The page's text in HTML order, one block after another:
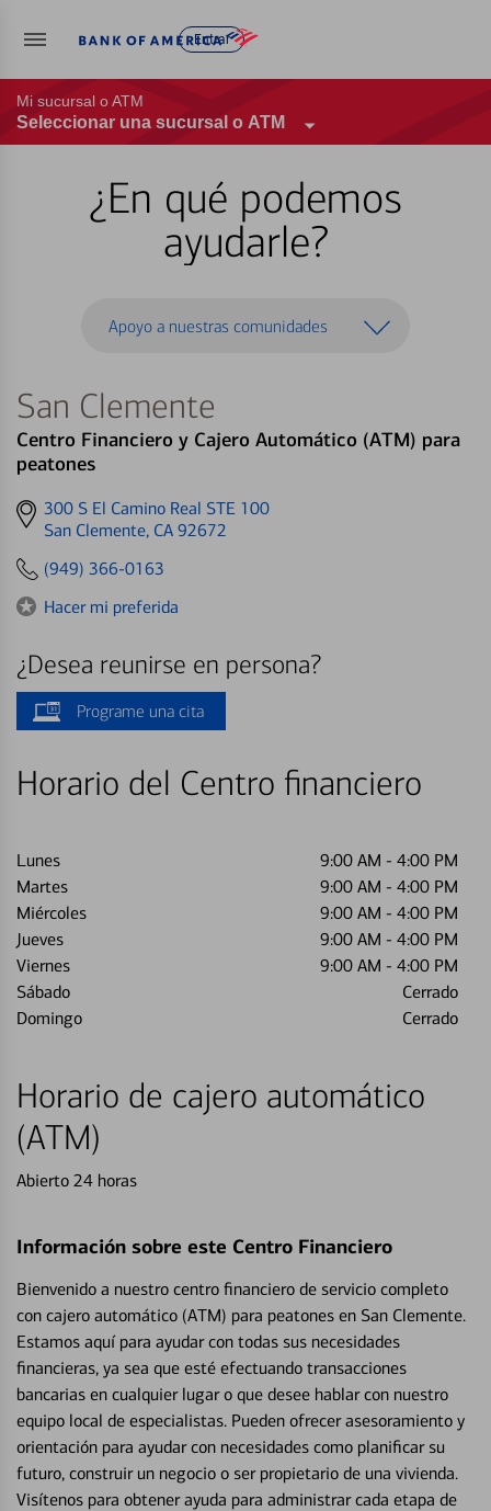
Entrar
Mi sucursal o ATM
Seleccionar una sucursal o ATM
¿En qué podemos
ayudarle?
Apoyo a nuestras comunidades
San Clemente
Centro Financiero y Cajero Automático (ATM) para
peatones
Get
directions
300 S El Camino Real STE 100
San Clemente, CA 92672
(949) 366-0163
Hacer mi preferida
¿Desea reunirse en persona?
Programe una cita
Horario del Centro financiero
Lunes 9:00 AM - 4:00 PM
Martes
9:00 AM - 4:00 PM
Miércoles
9:00 AM - 4:00 PM
Jueves
9:00 AM - 4:00 PM
Viernes
9:00 AM - 4:00 PM
Sábado
Cerrado
Domingo
Cerrado
Horario de cajero automático
(ATM)
Abierto 24 horas
Información sobre este Centro Financiero
Bienvenido a nuestro centro financiero de servicio completo
con cajero automático (ATM) para peatones en San Clemente.
Estamos aquí para ayudar con todas sus necesidades
financieras, ya sea que esté efectuando transacciones
bancarias en cualquier lugar o que desee hablar con nuestro
equipo local de especialistas. Pueden ofrecer asesoramiento y
orientación para ayudar con necesidades como planificar su
futuro, construir un negocio o ser propietario de una vivienda.
Visítenos para obtener ayuda para administrar cada etapa de